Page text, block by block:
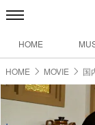
HOME
HOME MOVIE 国